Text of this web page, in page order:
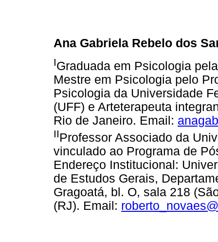
Ana Gabriela Rebelo dos
IGraduada em Psicologia
Mestre em Psicologia pelo
Psicologia da Universidade
(UFF) e Arteterapeuta
Rio de Janeiro. Email:
IIProfessor Associado da
vinculado ao Programa de
Endereço Institucional:
de Estudos Gerais,
Gragoatá, bl. O, sala 218
(RJ). Email: